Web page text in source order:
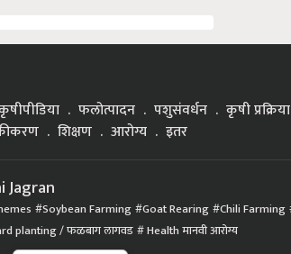
फलोत्पादन पशुसंवर्धन
कृषी प्रक्रिया
शिक्षण आरोग्य इतर
Jagran
Soybean Farming Goat Rearing
Chili Farming
planting / फळबाग लागवड Health मानवी आरोग्य